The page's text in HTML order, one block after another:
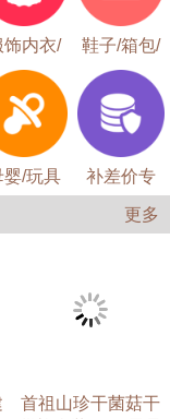
饰内衣/
首饰
鞋子/箱包/
钟表
婴/玩具
补差价专
用
更多
珍干菌菇干
粮盼